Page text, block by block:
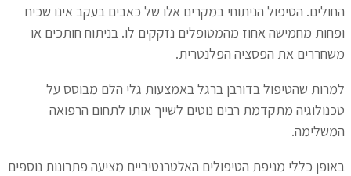
החולים. הטיפול הניתוחי במקרים אלו של כאבים בעקב אינו שכיח
ופחות מחמישה אחוז מהמטופלים נזקקים לו. בניתוח חותכים או
משחררים את הפסציה הפלנטרית.
למרות שהטיפול בדורבן ברגל באמצעות גלי הלם מבוסס על
טכנולוגיה מתקדמת רבים נוטים לשייך אותו לתחום הרפואה
המשלימה.
באופן כללי מניפת הטיפולים האלטרנטיביים מציעה פתרונות נוספים